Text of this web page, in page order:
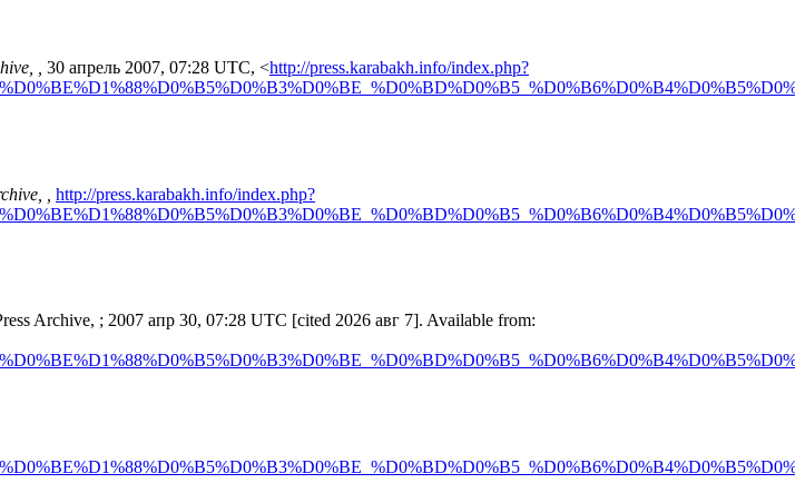
, 30 апрель 2007, 07:28 UTC, <http://press.karabakh.info/index.php?
,
http://press.karabakh.info/index.php?
Archive, ; 2007 апр 30, 07:28 UTC [cited 2026 авг 7]. Available from: